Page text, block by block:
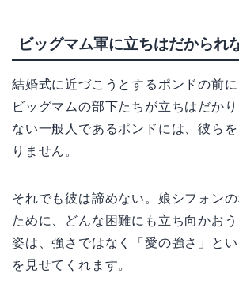
ビッグマム軍に立ちはだから
結婚式に近づこうとするポンドの前
ビッグマムの部下たちが立ちはだか
ない一般人であるポンドには、彼ら
りません。
それでも彼は諦めない。娘シフォン
ために、どんな困難にも立ち向かお
姿は、強さではなく「愛の強さ」と
を見せてくれます。